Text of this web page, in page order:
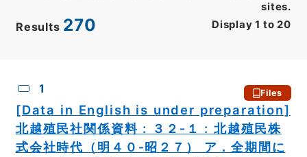
Results 270 Display 1 to 20
sites.
1 Files
[Data in English is under preparation]
北越殖民社関係資料 : ３２‐１ : 北越殖民株
式会社時代（明４０‐昭２７） ア．全期間に